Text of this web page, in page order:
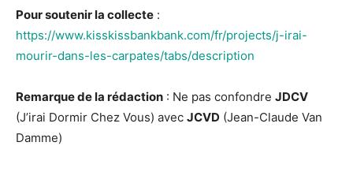
Pour soutenir la collecte :
https://www.kisskissbankbank.com/fr/projects/j-irai-
mourir-dans-les-carpates/tabs/description
Remarque de la rédaction : Ne pas confondre JDCV
(J’irai Dormir Chez Vous) avec JCVD (Jean-Claude Van
Damme)